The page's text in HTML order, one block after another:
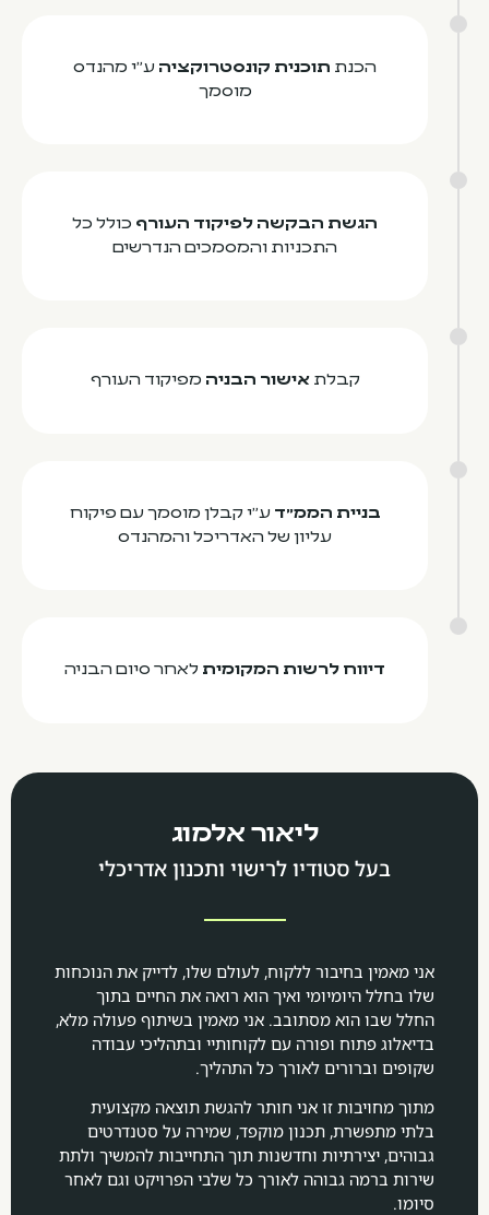
הכנת תוכנית קונסטרוקציה ע"י מהנדס
מוסמך
הגשת הבקשה לפיקוד העורף כולל כל
התכניות והמסמכים הנדרשים
קבלתאישור הבניה מפיקוד העורף
בניית הממ"ד ע"י קבלן מוסמך עם פיקוח
עליון של האדריכל והמהנדס
דיווח לרשות המקומית לאחר סיום הבניה
ליאור אלמוג
בעל סטודיו לרישוי ותכנון אדריכלי
אני מאמין בחיבור ללקוח, לעולם שלו, לדייק את הנוכחות
שלו בחלל היומיומי ואיך הוא רואה את החיים בתוך
החלל שבו הוא מסתובב. אני מאמין בשיתוף פעולה מלא,
בדיאלוג פתוח ופורה עם לקוחותיי ובתהליכי עבודה
שקופים וברורים לאורך כל התהליך.
מתוך מחויבות זו אני חותר להגשת תוצאה מקצועית
בלתי מתפשרת, תכנון מוקפד, שמירה על סטנדרטים
גבוהים, יצירתיות וחדשנות תוך התחייבות להמשיך ולתת
שירות ברמה גבוהה לאורך כל שלבי הפרויקט וגם לאחר
סיומו.